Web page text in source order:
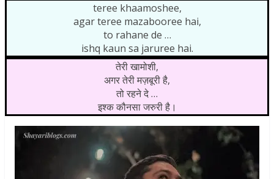
teree khaamoshee,
agar teree mazabooree hai,
to rahane de …
ishq kaun sa jaruree hai.
तेरी खामोशी,
अगर तेरी मज़बूरी है,
तो रहने दे …
इश्क कौनसा जरुरी है।